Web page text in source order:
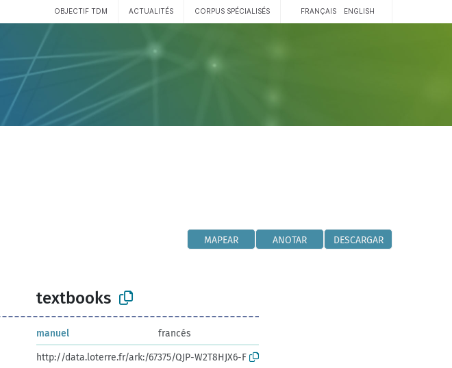
OBJECTIF TDM ACTUALITÉS CORPUS SPÉCIALISÉS FRANÇAIS ENGLISH
MAPEAR ANOTAR DESCARGAR
textbooks
manuel
francés
http://data.loterre.fr/ark:/67375/QJP-W2T8HJX6-F